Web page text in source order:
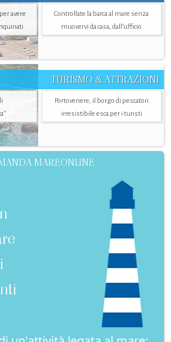
avere
Controllate la barca al mare senza
muovervi da casa, dall’ufficio
TURISMO & ATTRAZIONI
Portovenere, il borgo di pescatori
irresistibile esca per i turisti
MAREONLINE